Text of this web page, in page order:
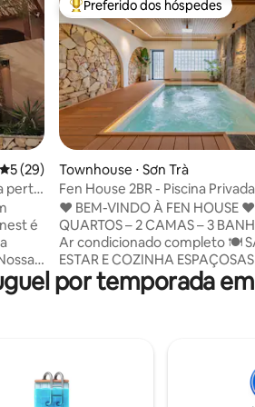
5 de uma avaliação média de 5, 29
5 (29)
perto
é
Da
Entre os melhores preferidos
Preferido dos hóspedes
Townhouse ⋅ Sơn Trà
Fen House 2BR - Piscina
Churrasco - Perto da Praia
❤️ BEM-VINDO À FEN HOUSE ❤️ 🛏️ 2
QUARTOS – 2 CAMAS – 3
Ar condicionado completo 🍽️
ESTAR E COZINHA ESPAÇOSAS
PISCINA PRIVADA COM 6
MASSAGEM 💧 SISTEMA DE ÁGUA LIMPA
AEROPORTO para estadias de
mais (antes das 22h) ❤️ Nosso estilo
por temporada